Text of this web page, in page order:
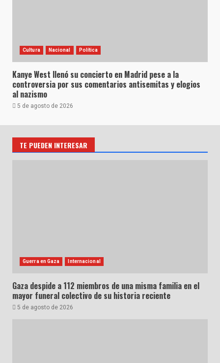
Cultura Nacional Política
Kanye West llenó su concierto en Madrid pese a la
controversia por sus comentarios antisemitas y elogios
al nazismo
5 de agosto de 2026
TE PUEDEN INTERESAR
Guerra en Gaza Internacional
Gaza despide a 112 miembros de una misma familia en el
mayor funeral colectivo de su historia reciente
5 de agosto de 2026